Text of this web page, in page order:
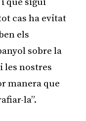
cas ha evitat
els
sobre la
les nostres
manera que
la”.